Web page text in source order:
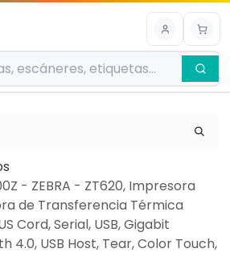
- ZEBRA - ZT620, Impresora
de Transferencia Térmica
Cord, Serial, USB, Gigabit
4.0, USB Host, Tear, Color Touch,